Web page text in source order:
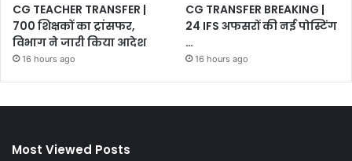
CG TEACHER TRANSFER |
700 शिक्षकों का ट्रांसफर,
विभाग ने जारी किया आदेश
16 hours ago
CG TRANSFER BREAKING |
24 IFS अफसरों की नई पोस्टिंग
…
16 hours ago
Most Viewed Posts